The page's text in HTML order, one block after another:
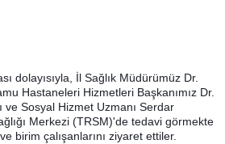
dolayısıyla, İl Sağlık Müdürümüz Dr.
Hastaneleri Hizmetleri Başkanımız Dr.
ve Sosyal Hizmet Uzmanı Serdar
Merkezi (TRSM)'de tedavi görmekte
birim çalışanlarını ziyaret ettiler.